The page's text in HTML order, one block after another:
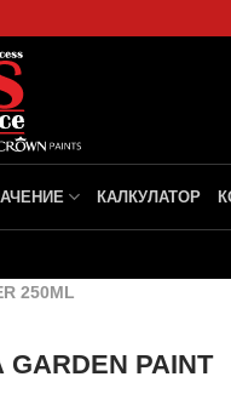
КАЛКУЛАТОР
250ML
PAINT